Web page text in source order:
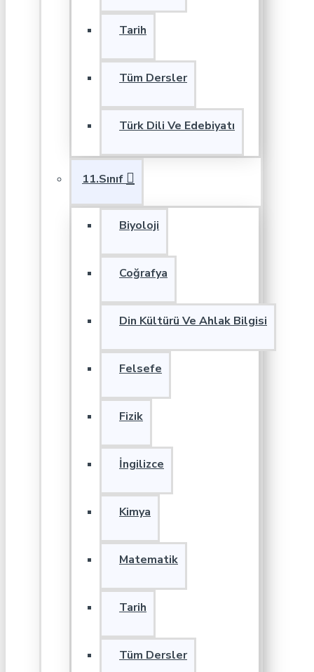
Tarih
Tüm Dersler
Türk Dili Ve Edebiyatı
11.Sınıf
Biyoloji
Coğrafya
Din Kültürü Ve Ahlak Bilgisi
Felsefe
Fizik
İngilizce
Kimya
Matematik
Tarih
Tüm Dersler